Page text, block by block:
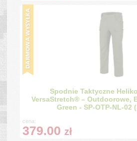
Spodnie Taktyczne
VersaStretch® – Outdoorowe,
Green - SP-OTP-NL-02
cena:
379.00 zł